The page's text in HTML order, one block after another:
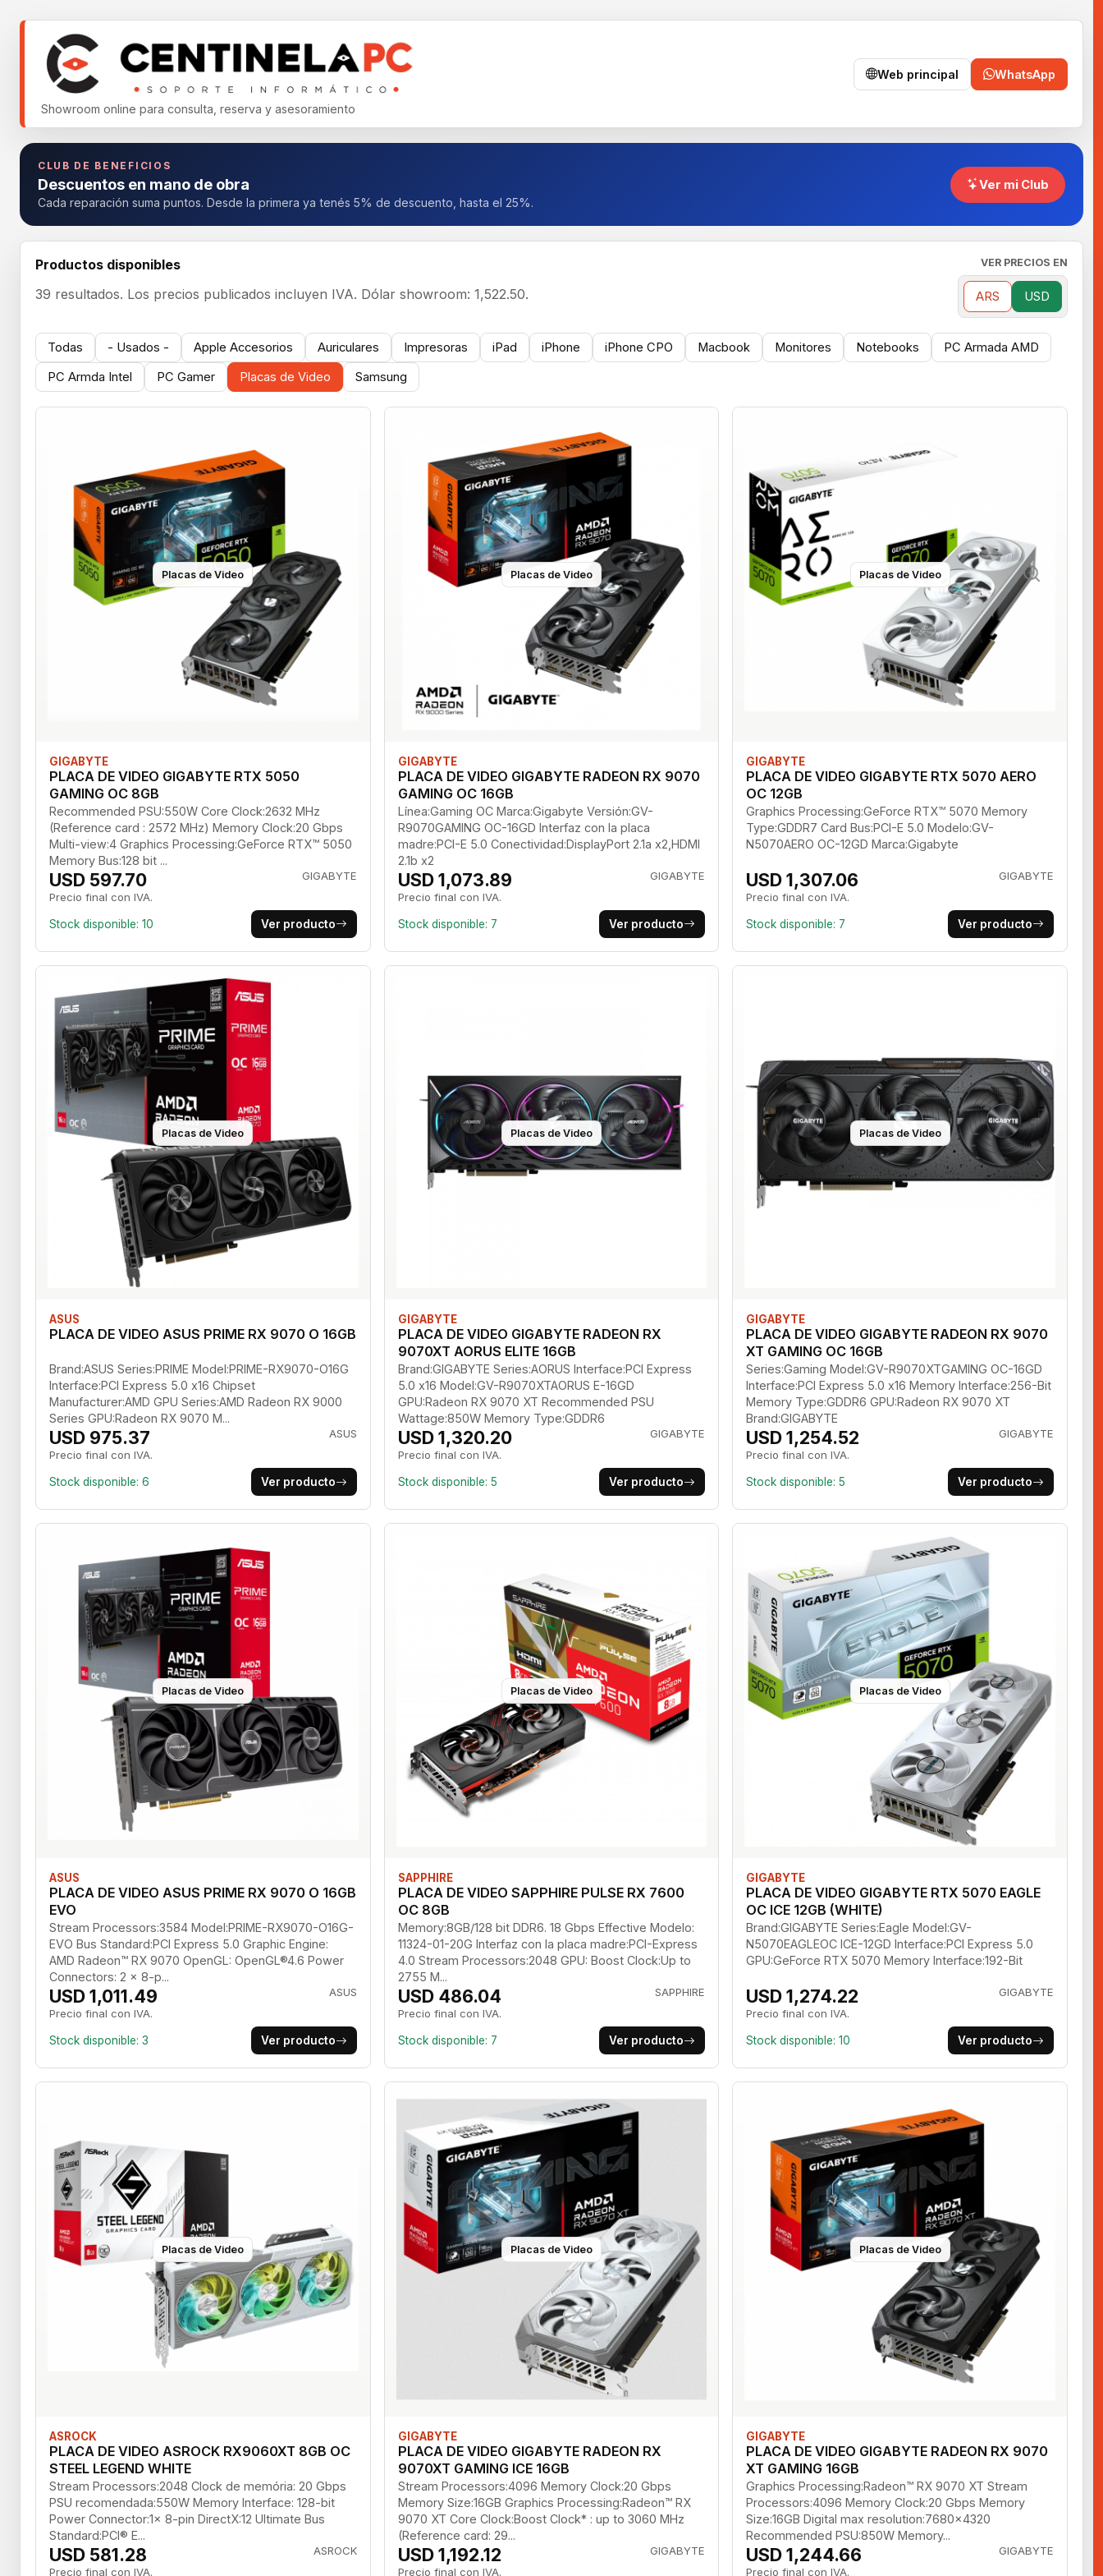
Showroom online para consulta, reserva y asesoramiento
Web principal WhatsApp
CLUB DE BENEFICIOS
Descuentos en mano de obra
Cada reparación suma puntos. Desde la primera ya tenés 5% de descuento, hasta el 25%.
Ver mi Club
Productos disponibles
39 resultados. Los precios publicados incluyen IVA. Dólar showroom: 1,522.50.
VER PRECIOS EN
ARS USD
Todas - Usados - Apple Accesorios Auriculares Impresoras iPad iPhone iPhone CPO Macbook Monitores Notebooks
PC Armada AMD
PC Armda Intel
PC Gamer Placas de Video Samsung
Placas de Video
GIGABYTE
PLACA DE VIDEO GIGABYTE RTX 5050
GAMING OC 8GB
Recommended PSU:550W Core Clock:2632 MHz
(Reference card : 2572 MHz) Memory Clock:20 Gbps
Multi-view:4 Graphics Processing:GeForce RTX™ 5050
Memory Bus:128 bit ...
USD 597.70
Precio final con IVA.
GIGABYTE
Stock disponible: 10 Ver producto
Placas de Video
GIGABYTE
PLACA DE VIDEO GIGABYTE RADEON RX 9070
GAMING OC 16GB
Línea:Gaming OC Marca:Gigabyte Versión:GV-
R9070GAMING OC-16GD Interfaz con la placa
madre:PCI-E 5.0 Conectividad:DisplayPort 2.1a x2,HDMI
2.1b x2
USD 1,073.89
Precio final con IVA.
GIGABYTE
Stock disponible: 7 Ver producto
Placas de Video
GIGABYTE
PLACA DE VIDEO GIGABYTE RTX 5070 AERO
OC 12GB
Graphics Processing:GeForce RTX™ 5070 Memory
Type:GDDR7 Card Bus:PCI-E 5.0 Modelo:GV-
N5070AERO OC-12GD Marca:Gigabyte
USD 1,307.06
Precio final con IVA.
GIGABYTE
Stock disponible: 7 Ver producto
Placas de Video
ASUS
PLACA DE VIDEO ASUS PRIME RX 9070 O 16GB
Brand:ASUS Series:PRIME Model:PRIME-RX9070-O16G
Interface:PCI Express 5.0 x16 Chipset
Manufacturer:AMD GPU Series:AMD Radeon RX 9000
Series GPU:Radeon RX 9070 M...
USD 975.37
Precio final con IVA.
ASUS
Stock disponible: 6 Ver producto
Placas de Video
GIGABYTE
PLACA DE VIDEO GIGABYTE RADEON RX
9070XT AORUS ELITE 16GB
Brand:GIGABYTE Series:AORUS Interface:PCI Express
5.0 x16 Model:GV-R9070XTAORUS E-16GD
GPU:Radeon RX 9070 XT Recommended PSU
Wattage:850W Memory Type:GDDR6
USD 1,320.20
Precio final con IVA.
GIGABYTE
Stock disponible: 5 Ver producto
Placas de Video
GIGABYTE
PLACA DE VIDEO GIGABYTE RADEON RX 9070
XT GAMING OC 16GB
Series:Gaming Model:GV-R9070XTGAMING OC-16GD
Interface:PCI Express 5.0 x16 Memory Interface:256-Bit
Memory Type:GDDR6 GPU:Radeon RX 9070 XT
Brand:GIGABYTE
USD 1,254.52
Precio final con IVA.
GIGABYTE
Stock disponible: 5 Ver producto
Placas de Video
ASUS
PLACA DE VIDEO ASUS PRIME RX 9070 O 16GB
EVO
Stream Processors:3584 Model:PRIME-RX9070-O16G-
EVO Bus Standard:PCI Express 5.0 Graphic Engine:
AMD Radeon™ RX 9070 OpenGL: OpenGL®4.6 Power
Connectors: 2 x 8-p...
USD 1,011.49
Precio final con IVA.
ASUS
Stock disponible: 3 Ver producto
Placas de Video
SAPPHIRE
PLACA DE VIDEO SAPPHIRE PULSE RX 7600
OC 8GB
Memory:8GB/128 bit DDR6. 18 Gbps Effective Modelo:
11324-01-20G Interfaz con la placa madre:PCI-Express
4.0 Stream Processors:2048 GPU: Boost Clock:Up to
2755 M...
USD 486.04
Precio final con IVA.
SAPPHIRE
Stock disponible: 7 Ver producto
Placas de Video
GIGABYTE
PLACA DE VIDEO GIGABYTE RTX 5070 EAGLE
OC ICE 12GB (WHITE)
Brand:GIGABYTE Series:Eagle Model:GV-
N5070EAGLEOC ICE-12GD Interface:PCI Express 5.0
GPU:GeForce RTX 5070 Memory Interface:192-Bit
USD 1,274.22
Precio final con IVA.
GIGABYTE
Stock disponible: 10 Ver producto
Placas de Video
ASROCK
PLACA DE VIDEO ASROCK RX9060XT 8GB OC
STEEL LEGEND WHITE
Stream Processors:2048 Clock de memória: 20 Gbps
PSU recomendada:550W Memory Interface: 128-bit
Power Connector:1x 8-pin DirectX:12 Ultimate Bus
Standard:PCI® E...
USD 581.28
Precio final con IVA.
ASROCK
Placas de Video
GIGABYTE
PLACA DE VIDEO GIGABYTE RADEON RX
9070XT GAMING ICE 16GB
Stream Processors:4096 Memory Clock:20 Gbps
Memory Size:16GB Graphics Processing:Radeon™ RX
9070 XT Core Clock:Boost Clock* : up to 3060 MHz
(Reference card: 29...
USD 1,192.12
Precio final con IVA.
GIGABYTE
Placas de Video
GIGABYTE
PLACA DE VIDEO GIGABYTE RADEON RX 9070
XT GAMING 16GB
Graphics Processing:Radeon™ RX 9070 XT Stream
Processors:4096 Memory Clock:20 Gbps Memory
Size:16GB Digital max resolution:7680x4320
Recommended PSU:850W Memory...
USD 1,244.66
Precio final con IVA.
GIGABYTE